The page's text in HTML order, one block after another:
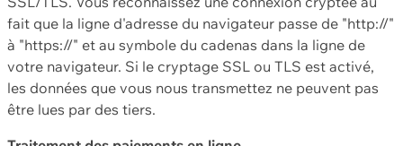
fait que la ligne d'adresse du navigateur passe de "http://"
à "https://" et au symbole du cadenas dans la ligne de
votre navigateur. Si le cryptage SSL ou TLS est activé,
les données que vous nous transmettez ne peuvent pas
être lues par des tiers.